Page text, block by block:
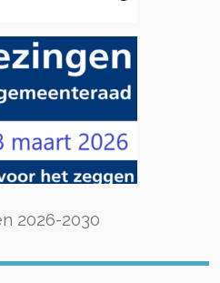
2026-2030